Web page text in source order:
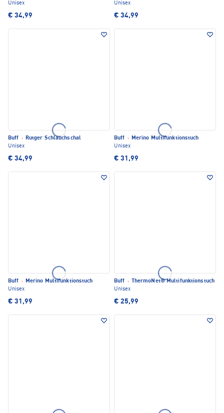
Unisex
€ 34,99
Unisex
€ 34,99
Buff · Rutger Schlauchschal
Unisex
€ 34,99
Buff · Merino Multifunktionstuch
Unisex
€ 31,99
Buff · Merino Multifunktionstuch
Unisex
€ 31,99
Buff ·
ThermoNet® Multifunktionstuch
Unisex
€ 25,99